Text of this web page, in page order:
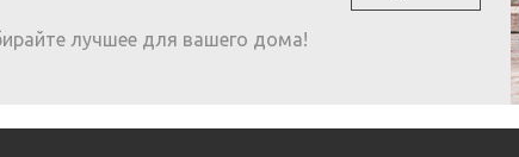
лучшее для вашего дома!